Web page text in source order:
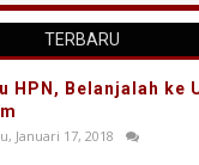
TERBARU
HPN, Belanjalah ke
Januari 17, 2018